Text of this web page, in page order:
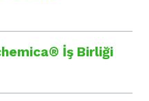
İş Birliği